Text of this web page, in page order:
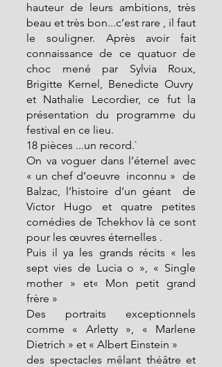
hauteur de leurs ambitions, très
beau et très bon...c’est rare , il faut
le souligner. Après avoir fait
connaissance de ce quatuor de
choc mené par Sylvia Roux,
Brigitte Kernel, Benedicte Ouvry
et Nathalie Lecordier, ce fut la
présentation du programme du
festival en ce lieu.
18 pièces ...un record.`
On va voguer dans l’éternel avec
« un chef d’oeuvre  inconnu »  de
Balzac, l’histoire d’un géant  de
Victor Hugo et quatre petites
comédies de Tchekhov là ce sont
pour les œuvres éternelles .
Puis il ya les grands récits « les
sept vies de Lucia o », « Single
mother » et« Mon petit grand
frère »
Des portraits exceptionnels
comme « Arletty », « Marlene
Dietrich » et « Albert Einstein »
des spectacles mêlant théâtre et